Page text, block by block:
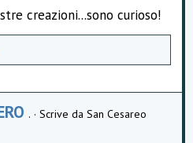
creazioni...sono curioso!
. · Scrive da San Cesareo